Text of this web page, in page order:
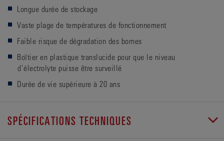
Longue durée de stockage
Vaste plage de températures de fonctionnement
Faible risque de dégradation des bornes
Boîtier en plastique translucide pour que le niveau
d’électrolyte puisse être surveillé
Durée de vie supérieure à 20 ans
SPÉCIFICATIONS TECHNIQUES